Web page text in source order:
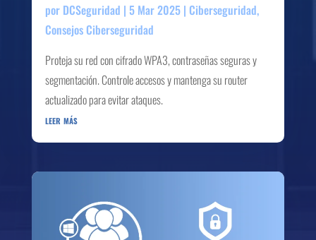
por DCSeguridad | 5 Mar 2025| Ciberseguridad,
Consejos Ciberseguridad
Proteja su red con cifrado WPA3, contraseñas seguras y
segmentación. Controle accesos y mantenga su router
actualizado para evitar ataques.
leer más